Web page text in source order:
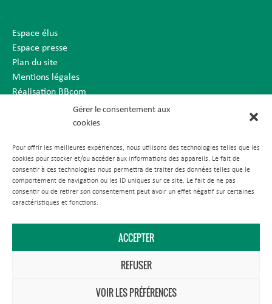
Gérer le consentement aux
cookies
Pour offrir les meilleures expériences, nous utilisons des technologies telles que les
cookies pour stocker et/ou accéder aux informations des appareils. Le fait de
consentir à ces technologies nous permettra de traiter des données telles que le
comportement de navigation ou les ID uniques sur ce site. Le fait de ne pas
consentir ou de retirer son consentement peut avoir un effet négatif sur certaines
caractéristiques et fonctions.
ACCEPTER
REFUSER
VOIR LES PRÉFÉRENCES
Espace élus
Espace presse
Plan du site
Mentions légales
Réalisation BBcom